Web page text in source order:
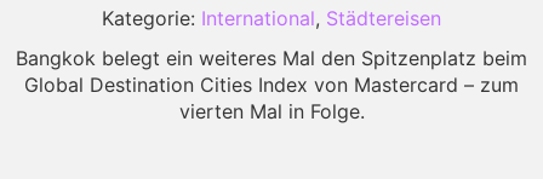
Kategorie: International, Städtereisen
Bangkok belegt ein weiteres Mal den Spitzenplatz beim
Global Destination Cities Index von Mastercard – zum
vierten Mal in Folge.